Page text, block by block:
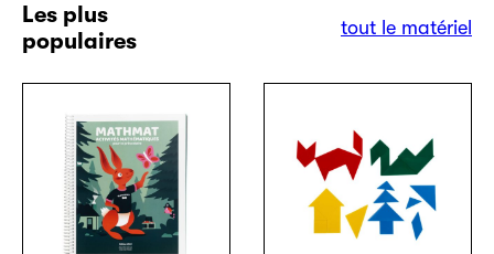
Les plus
populaires
tout le matériel